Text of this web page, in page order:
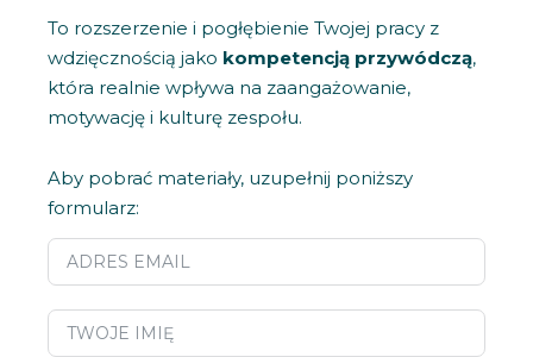
To rozszerzenie i pogłębienie Twojej pracy z
wdzięcznością jako kompetencją przywódczą,
która realnie wpływa na zaangażowanie,
motywację i kulturę zespołu.
Aby pobrać materiały, uzupełnij poniższy
formularz: